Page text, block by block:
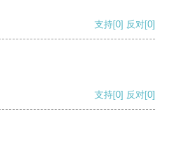
支持[0] 反对[0]
支持[0] 反对[0]